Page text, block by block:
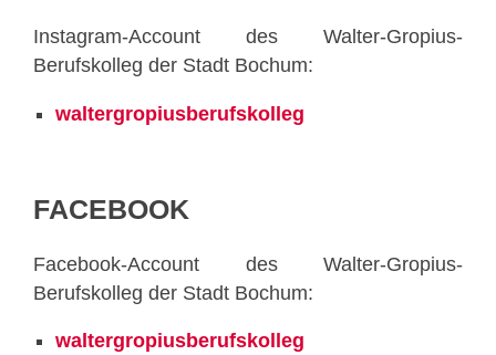
Instagram-Account des Walter-Gropius-
Berufskolleg der Stadt Bochum:
waltergropiusberufskolleg
FACEBOOK
Facebook-Account des Walter-Gropius-
Berufskolleg der Stadt Bochum:
waltergropiusberufskolleg